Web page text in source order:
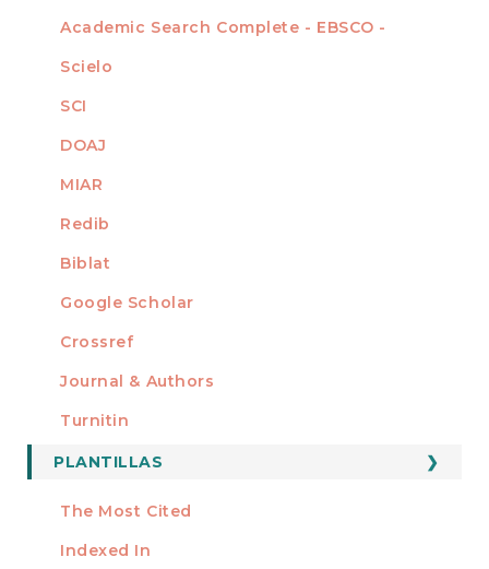
Academic Search Complete - EBSCO -
Scielo
SCI
DOAJ
MIAR
Redib
Biblat
Google Scholar
MIEMBRO DE
Crossref
Journal & Authors
Turnitin
FORMATOS
PLANTILLAS
Manuscript Template
ESTADÍSTICOS
The Most Cited
Indexed In